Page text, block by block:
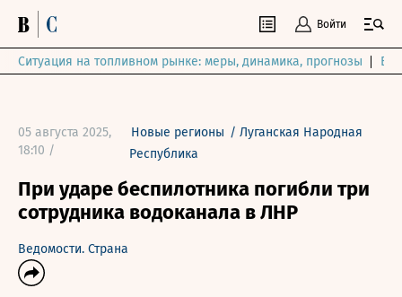
Войти
Ситуация на топливном рынке: меры, динамика, прогнозы
05 августа 2025,
18:10 /
Новые регионы /Луганская Народная
Республика
При ударе беспилотника погибли три
сотрудника водоканала в ЛНР
Ведомости. Страна